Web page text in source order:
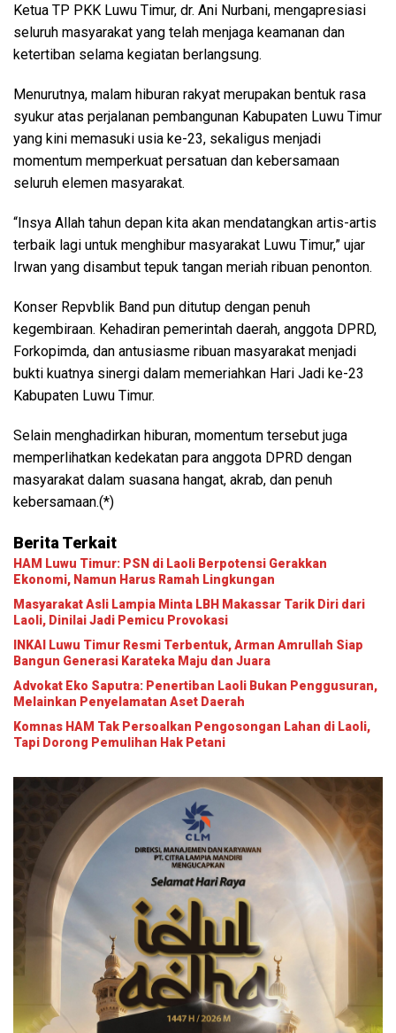
Ketua TP PKK Luwu Timur, dr. Ani Nurbani, mengapresiasi
seluruh masyarakat yang telah menjaga keamanan dan
ketertiban selama kegiatan berlangsung.
Menurutnya, malam hiburan rakyat merupakan bentuk rasa
syukur atas perjalanan pembangunan Kabupaten Luwu Timur
yang kini memasuki usia ke-23, sekaligus menjadi
momentum memperkuat persatuan dan kebersamaan
seluruh elemen masyarakat.
“Insya Allah tahun depan kita akan mendatangkan artis-artis
terbaik lagi untuk menghibur masyarakat Luwu Timur,” ujar
Irwan yang disambut tepuk tangan meriah ribuan penonton.
Konser Repvblik Band pun ditutup dengan penuh
kegembiraan. Kehadiran pemerintah daerah, anggota DPRD,
Forkopimda, dan antusiasme ribuan masyarakat menjadi
bukti kuatnya sinergi dalam memeriahkan Hari Jadi ke-23
Kabupaten Luwu Timur.
Selain menghadirkan hiburan, momentum tersebut juga
memperlihatkan kedekatan para anggota DPRD dengan
masyarakat dalam suasana hangat, akrab, dan penuh
kebersamaan.(*)
Berita Terkait
HAM Luwu Timur: PSN di Laoli Berpotensi Gerakkan
Ekonomi, Namun Harus Ramah Lingkungan
Masyarakat Asli Lampia Minta LBH Makassar Tarik Diri dari
Laoli, Dinilai Jadi Pemicu Provokasi
INKAI Luwu Timur Resmi Terbentuk, Arman Amrullah Siap
Bangun Generasi Karateka Maju dan Juara
Advokat Eko Saputra: Penertiban Laoli Bukan Penggusuran,
Melainkan Penyelamatan Aset Daerah
Komnas HAM Tak Persoalkan Pengosongan Lahan di Laoli,
Tapi Dorong Pemulihan Hak Petani